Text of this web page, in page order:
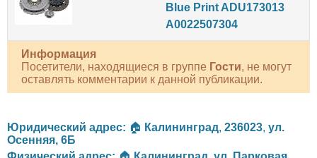
Blue Print ADU173013
A0022507304
Информация
Посетители, находящиеся в группе Гости, не могут
оставлять комментарии к данной публикации.
Юридический адрес: 🏠 Калининград, 236023, ул.
Осенняя, 6Б